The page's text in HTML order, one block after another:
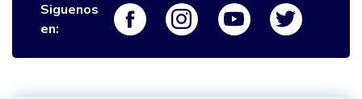
Siguenos
en:
Logo FacebookLogo InstagramLogo Youtube